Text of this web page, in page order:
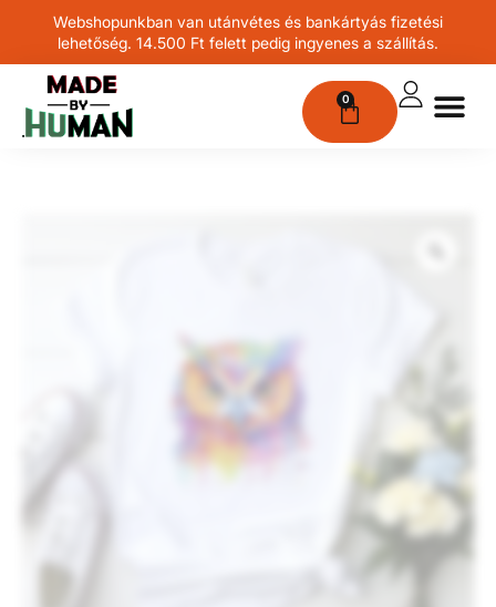
Webshopunkban van utánvétes és bankártyás fizetési
lehetőség. 14.500 Ft felett pedig ingyenes a szállítás.
0